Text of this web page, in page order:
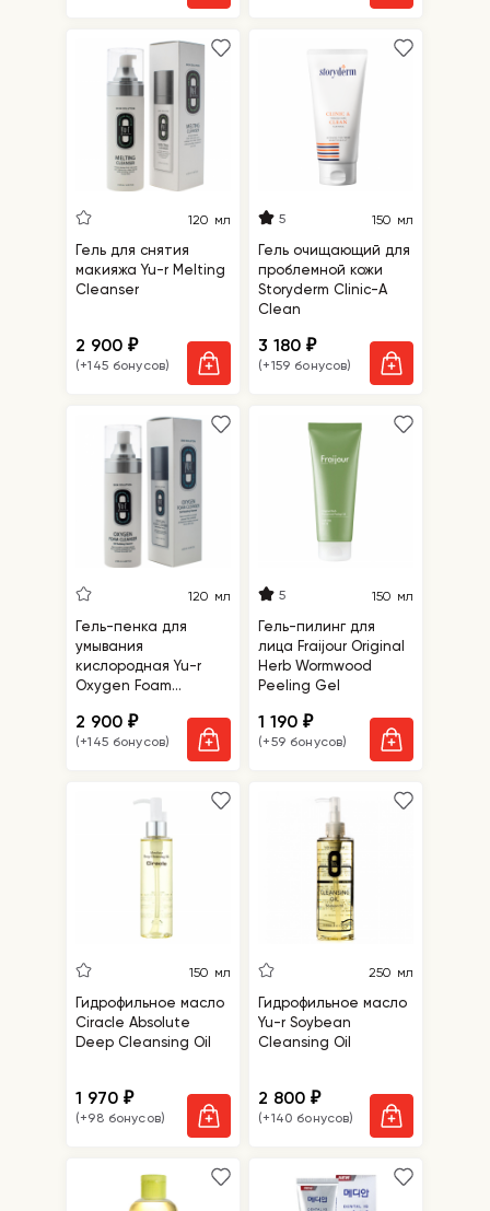
120 мл
Гель для снятия
макияжа Yu-r Melting
Cleanser
2 900₽
(+145 бонусов)
5 150 мл
Гель очищающий для
проблемной кожи
Storyderm Clinic-A
Clean
3 180₽
(+159 бонусов)
120 мл
Гель-пенка для
умывания
кислородная Yu-r
Oxygen Foam
2 900₽
(+145 бонусов)
5 150 мл
Гель-пилинг для
лица Fraijour Original
Herb Wormwood
Peeling Gel
1 190₽
(+59 бонусов)
150 мл
Гидрофильное масло
Ciracle Absolute
Deep Cleansing Oil
1 970₽
(+98 бонусов)
250 мл
Гидрофильное масло
Yu-r Soybean
Cleansing Oil
2 800₽
(+140 бонусов)